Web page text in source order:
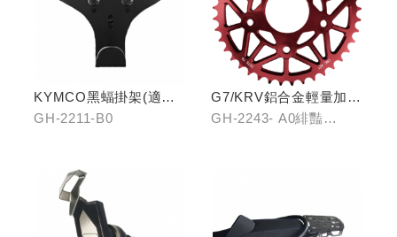
KYMCO黑蝠掛架(適用
原車可收折掛
GH-2211-B0
G7/KRV鋁合金輕量加大
齒盤42T
GH-2243- A0緋豔